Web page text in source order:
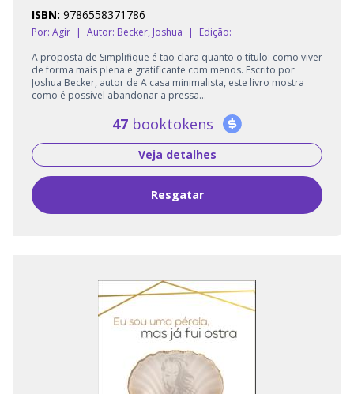
ISBN: 9786558371786
Por: Agir | Autor: Becker, Joshua |
Edição:
A proposta de Simplifique é tão clara quanto o título: como viver
de forma mais plena e gratificante com menos. Escrito por
Joshua Becker, autor de A casa minimalista, este livro mostra
como é possível abandonar a pressã...
47 booktokens
Veja detalhes
Resgatar